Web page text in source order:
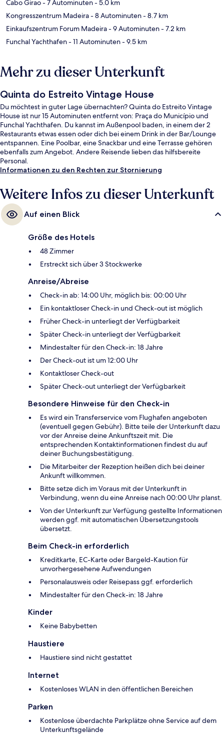
Cabo Girao- 7 Autominuten- 5.0 km
Kongresszentrum Madeira- 8 Autominuten- 8.7 km
Einkaufszentrum Forum Madeira- 9 Autominuten- 7.2 km
Funchal Yachthafen- 11 Autominuten- 9.5 km
Mehr zu dieser Unterkunft
Quinta do Estreito Vintage House
Du möchtest in guter Lage übernachten? Quinta do Estreito Vintage
House ist nur 15 Autominuten entfernt von: Praça do Município und
Funchal Yachthafen. Du kannst im Außenpool baden, in einem der 2
Restaurants etwas essen oder dich bei einem Drink in der Bar/Lounge
entspannen. Eine Poolbar, eine Snackbar und eine Terrasse gehören
ebenfalls zum Angebot. Andere Reisende lieben das hilfsbereite
Personal.
Informationen zu den Rechten zur Stornierung
Weitere Infos zu dieser Unterkunft
Auf einen Blick
Größe des Hotels
48 Zimmer
Erstreckt sich über 3 Stockwerke
Anreise/Abreise
Check-in ab: 14:00 Uhr, möglich bis: 00:00 Uhr
Ein kontaktloser Check-in und Check-out ist möglich
Früher Check-in unterliegt der Verfügbarkeit
Später Check-in unterliegt der Verfügbarkeit
Mindestalter für den Check-in: 18 Jahre
Der Check-out ist um 12:00 Uhr
Kontaktloser Check-out
Später Check-out unterliegt der Verfügbarkeit
Besondere Hinweise für den Check-in
Es wird ein Transferservice vom Flughafen angeboten
(eventuell gegen Gebühr). Bitte teile der Unterkunft dazu
vor der Anreise deine Ankunftszeit mit. Die
entsprechenden Kontaktinformationen findest du auf
deiner Buchungsbestätigung.
Die Mitarbeiter der Rezeption heißen dich bei deiner
Ankunft willkommen.
Bitte setze dich im Voraus mit der Unterkunft in
Verbindung, wenn du eine Anreise nach 00:00 Uhr planst.
Von der Unterkunft zur Verfügung gestellte Informationen
werden ggf. mit automatischen Übersetzungstools
übersetzt.
Beim Check-in erforderlich
Kreditkarte, EC-Karte oder Bargeld-Kaution für
unvorhergesehene Aufwendungen
Personalausweis oder Reisepass ggf. erforderlich
Mindestalter für den Check-in: 18 Jahre
Kinder
Keine Babybetten
Haustiere
Haustiere sind nicht gestattet
Internet
Kostenloses WLAN in den öffentlichen Bereichen
Parken
Kostenlose überdachte Parkplätze ohne Service auf dem
Unterkunftsgelände